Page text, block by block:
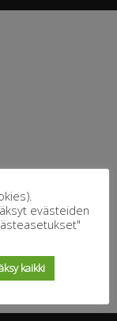
evästeiden
kaikki